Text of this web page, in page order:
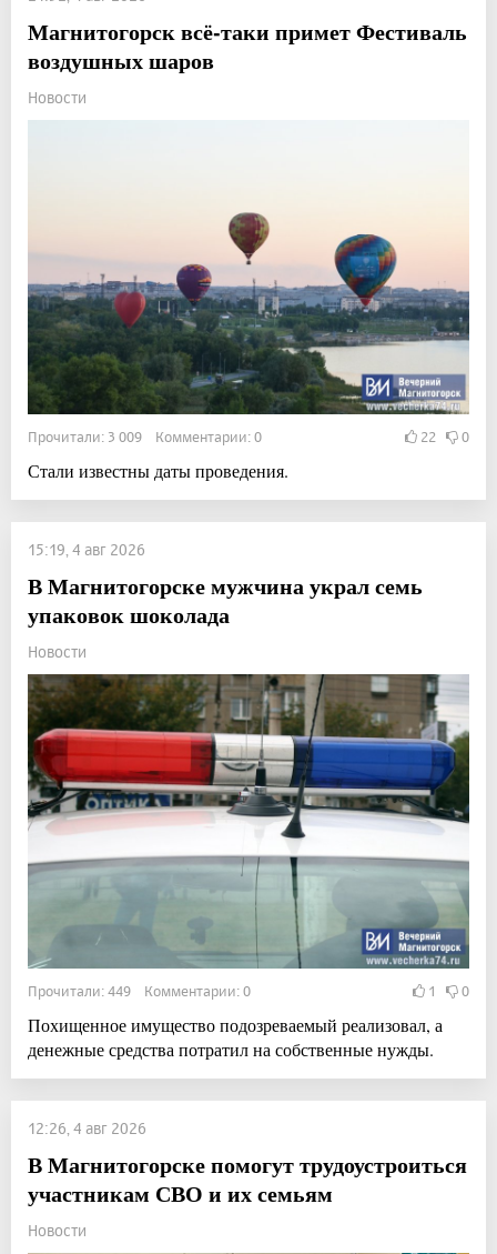
Магнитогорск всё-таки примет Фестиваль
воздушных шаров
Новости
Прочитали: 3 009 Комментарии: 0 22 0
Стали известны даты проведения.
15:19, 4 авг 2026
В Магнитогорске мужчина украл семь
упаковок шоколада
Новости
Прочитали: 449 Комментарии: 0 1 0
Похищенное имущество подозреваемый реализовал, а
денежные средства потратил на собственные нужды.
12:26, 4 авг 2026
В Магнитогорске помогут трудоустроиться
участникам СВО и их семьям
Новости